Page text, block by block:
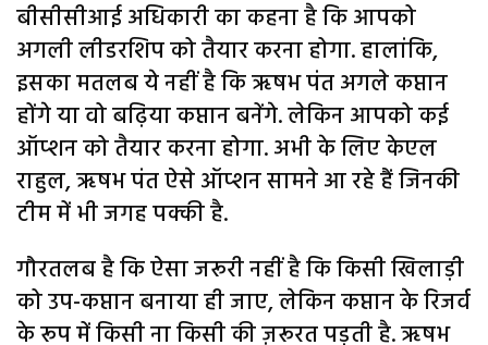
बीसीसीआई अधिकारी का कहना है कि आपको
अगली लीडरशिप को तैयार करना होगा. हालांकि,
इसका मतलब ये नहीं है कि ऋषभ पंत अगले कप्तान
होंगे या वो बढ़िया कप्तान बनेंगे. लेकिन आपको कई
ऑप्शन को तैयार करना होगा. अभी के लिए केएल
राहुल, ऋषभ पंत ऐसे ऑप्शन सामने आ रहे हैं जिनकी
टीम में भी जगह पक्की है.
गौरतलब है कि ऐसा जरूरी नहीं है कि किसी खिलाड़ी
को उप-कप्तान बनाया ही जाए, लेकिन कप्तान के रिजर्व
के रूप में किसी ना किसी की ज़रूरत पड़ती है. ऋषभ